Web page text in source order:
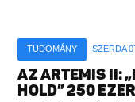
TUDOMÁNY SZERDA
AZ ARTEMIS II:
HOLD” 250